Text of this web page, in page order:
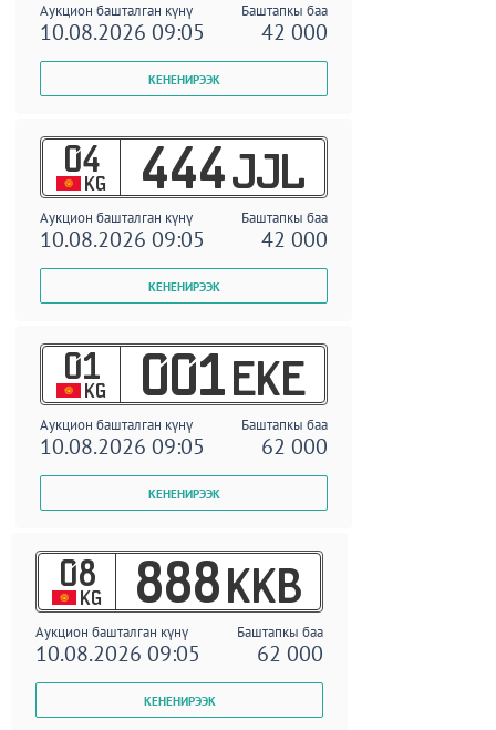
Аукцион башталган күнү Баштапкы баа
10.08.2026 09:05 42 000
04
KG 444 JJL
Аукцион башталган күнү Баштапкы баа
10.08.2026 09:05 42 000
01
KG 001 EKE
Аукцион башталган күнү Баштапкы баа
10.08.2026 09:05 62 000
08
KG 888 KKB
Аукцион башталган күнү Баштапкы баа
10.08.2026 09:05 62 000